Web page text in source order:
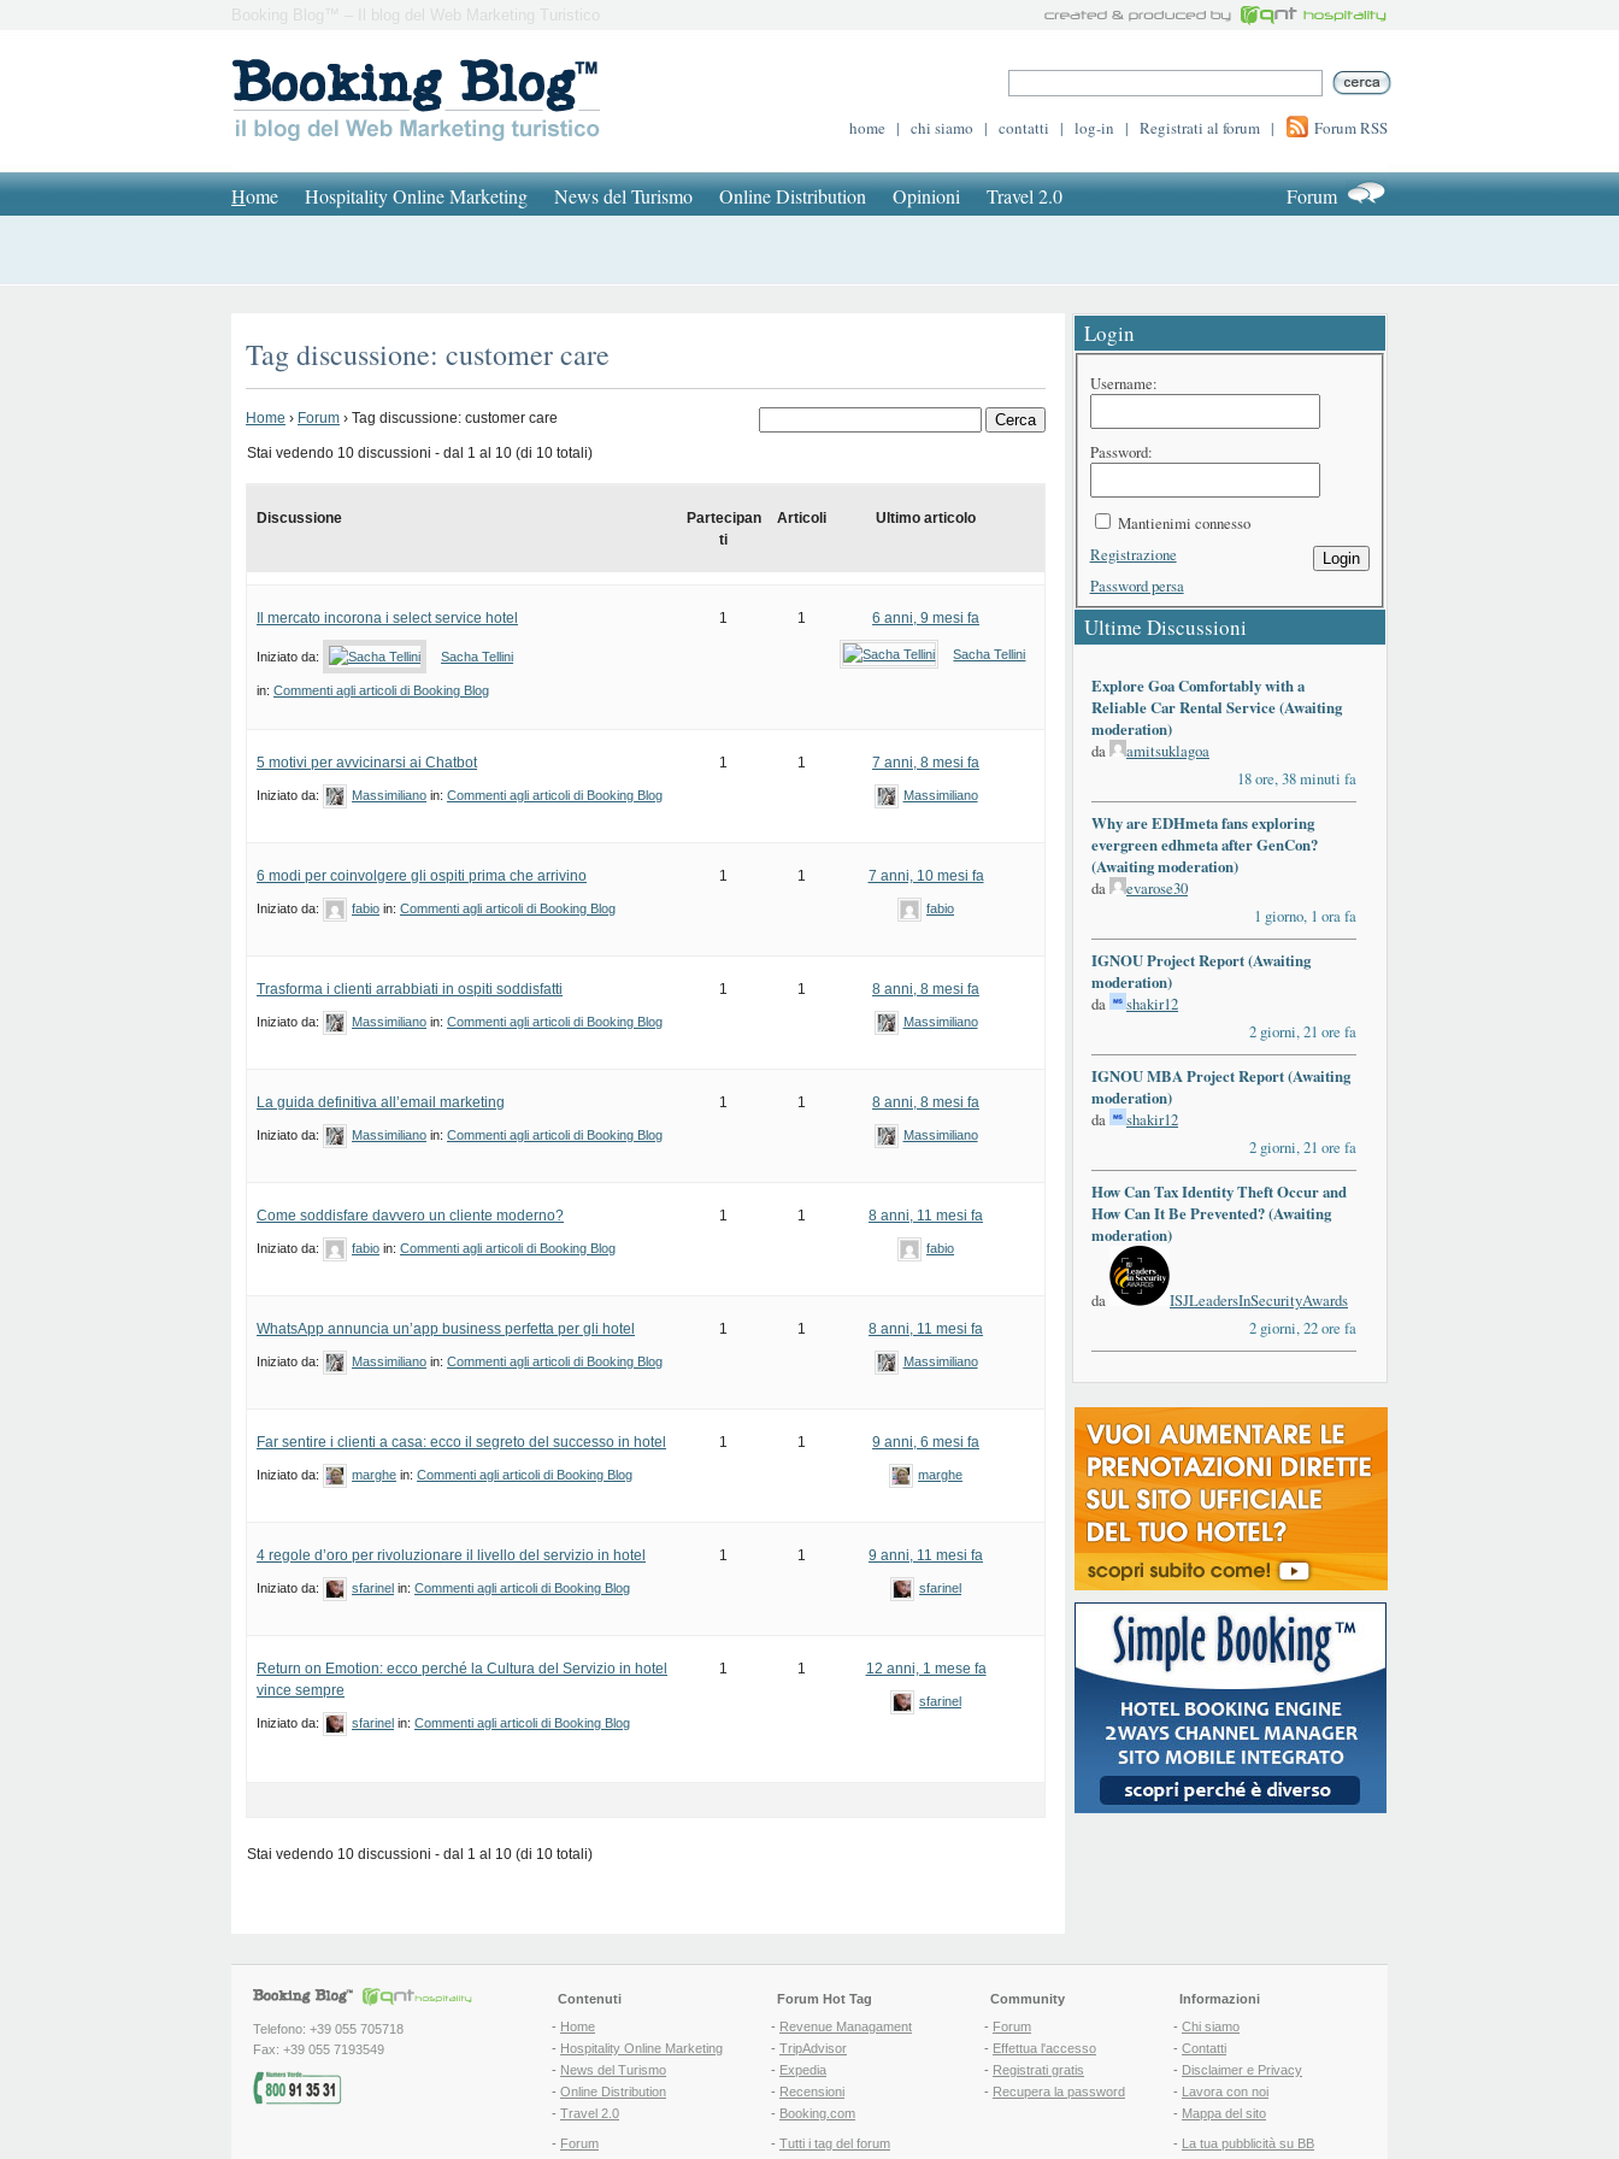
Booking Blog™ – Il blog del Web Marketing Turistico
home | chi siamo | contatti | log-in | Registrati al forum | Forum RSS
Home Hospitality Online Marketing News del Turismo Online Distribution Opinioni Travel 2.0 Forum
Tag discussione: customer care
Home › Forum › Tag discussione: customer care
Stai vedendo 10 discussioni - dal 1 al 10 (di 10 totali)
Discussione
Partecipan
ti
Articoli Ultimo articolo
Il mercato incorona i select service hotel
Iniziato da: Sacha Tellini
in: Commenti agli articoli di Booking Blog
1 1 6 anni, 9 mesi fa
Sacha Tellini
5 motivi per avvicinarsi ai Chatbot
Iniziato da: Massimiliano in: Commenti agli articoli di Booking Blog
1 1 7 anni, 8 mesi fa
Massimiliano
6 modi per coinvolgere gli ospiti prima che arrivino
Iniziato da: fabio in: Commenti agli articoli di Booking Blog
1 1 7 anni, 10 mesi fa
fabio
Trasforma i clienti arrabbiati in ospiti soddisfatti
Iniziato da: Massimiliano in: Commenti agli articoli di Booking Blog
1 1 8 anni, 8 mesi fa
Massimiliano
La guida definitiva all’email marketing
Iniziato da: Massimiliano in: Commenti agli articoli di Booking Blog
1 1 8 anni, 8 mesi fa
Massimiliano
Come soddisfare davvero un cliente moderno?
Iniziato da: fabio in: Commenti agli articoli di Booking Blog
1 1 8 anni, 11 mesi fa
fabio
WhatsApp annuncia un’app business perfetta per gli hotel
Iniziato da: Massimiliano in: Commenti agli articoli di Booking Blog
1 1 8 anni, 11 mesi fa
Massimiliano
Far sentire i clienti a casa: ecco il segreto del successo in hotel
Iniziato da: marghe in: Commenti agli articoli di Booking Blog
1 1 9 anni, 6 mesi fa
marghe
4 regole d’oro per rivoluzionare il livello del servizio in hotel
Iniziato da: sfarinel in: Commenti agli articoli di Booking Blog
1 1 9 anni, 11 mesi fa
sfarinel
Return on Emotion: ecco perché la Cultura del Servizio in hotel
vince sempre
Iniziato da: sfarinel in: Commenti agli articoli di Booking Blog
1 1 12 anni, 1 mese fa
sfarinel
Stai vedendo 10 discussioni - dal 1 al 10 (di 10 totali)
Login
Username:
Password:
Mantienimi connesso
Login
Registrazione
Password persa
Ultime Discussioni
Explore Goa Comfortably with a
Reliable Car Rental Service (Awaiting
moderation)
da
amitsuklagoa
18 ore, 38 minuti fa
Why are EDHmeta fans exploring
evergreen edhmeta after GenCon?
(Awaiting moderation)
da
evarose30
1 giorno, 1 ora fa
IGNOU Project Report (Awaiting
moderation)
da
shakir12
2 giorni, 21 ore fa
IGNOU MBA Project Report (Awaiting
moderation)
da
shakir12
2 giorni, 21 ore fa
How Can Tax Identity Theft Occur and
How Can It Be Prevented? (Awaiting
moderation)
da
ISJLeadersInSecurityAwards
2 giorni, 22 ore fa
Telefono: +39 055 705718
Fax: +39 055 7193549
Contenuti
- Home
- Hospitality Online Marketing
- News del Turismo
- Online Distribution
- Travel 2.0
- Forum
Forum Hot Tag
- Revenue Managament
- TripAdvisor
- Expedia
- Recensioni
- Booking.com
- Tutti i tag del forum
Community
- Forum
- Effettua l'accesso
- Registrati gratis
- Recupera la password
Informazioni
- Chi siamo
- Contatti
- Disclaimer e Privacy
- Lavora con noi
- Mappa del sito
- La tua pubblicità su BB